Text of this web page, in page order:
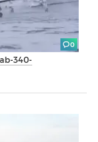
0
340-